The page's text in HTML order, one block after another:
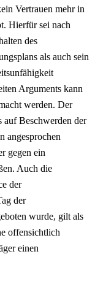
Vertrauen mehr in
Hierfür sei nach
des
als auch sein
Arguments kann
werden. Der
Beschwerden der
angesprochen
gegen ein
Auch die
der
der
wurde, gilt als
offensichtlich
einen